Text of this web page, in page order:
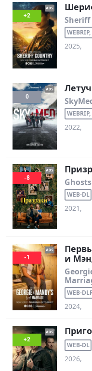
+2
2025,
0
2022,
-8 Ghosts
WEB-DL
2021,
-1
и
WEB-
2024,
+2
WEB-DL
2026,